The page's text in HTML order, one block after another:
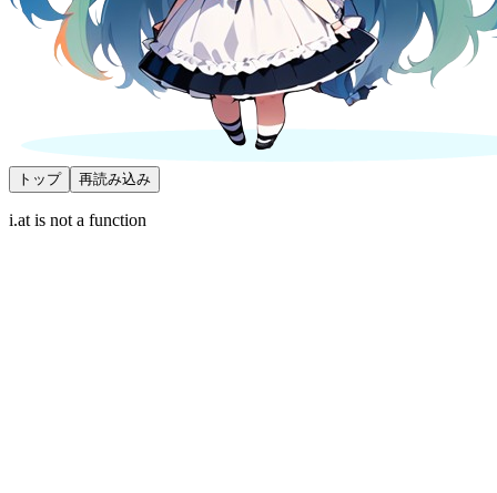
トップ 再読み込み
i.at is not a function